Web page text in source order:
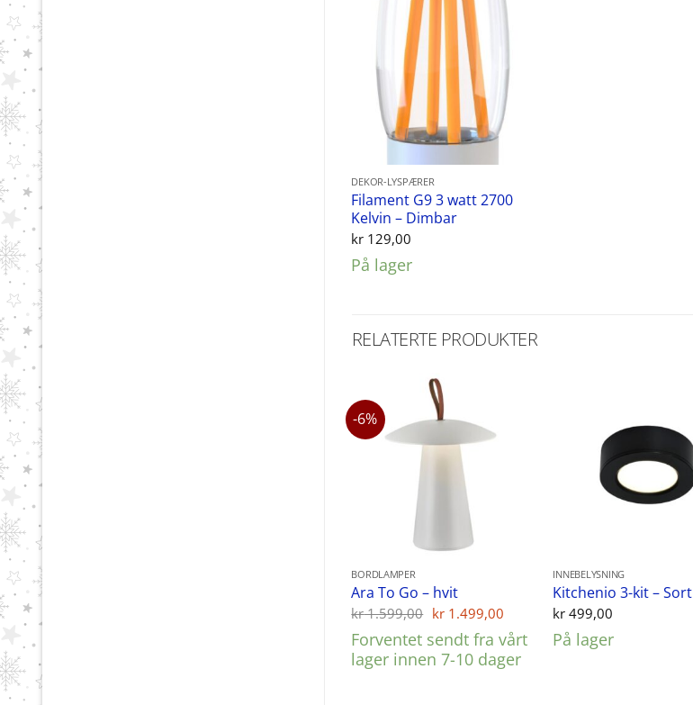
DEKOR-LYSPÆRER
Filament G9 3 watt 2700
Kelvin – Dimbar
kr 129,00
På lager
RELATERTE PRODUKTER
-6%
BORDLAMPER
Ara To Go – hvit
kr1.599,00 Opprinnelig
var:
kr 1.599,00.
kr1.499,00Nåværende
pris
er:
kr 1.499,00.
Forventet sendt fra vårt
lager innen 7-10 dager
INNEBELYSNING
Kitchenio 3-kit – Sort
kr 499,00
På lager